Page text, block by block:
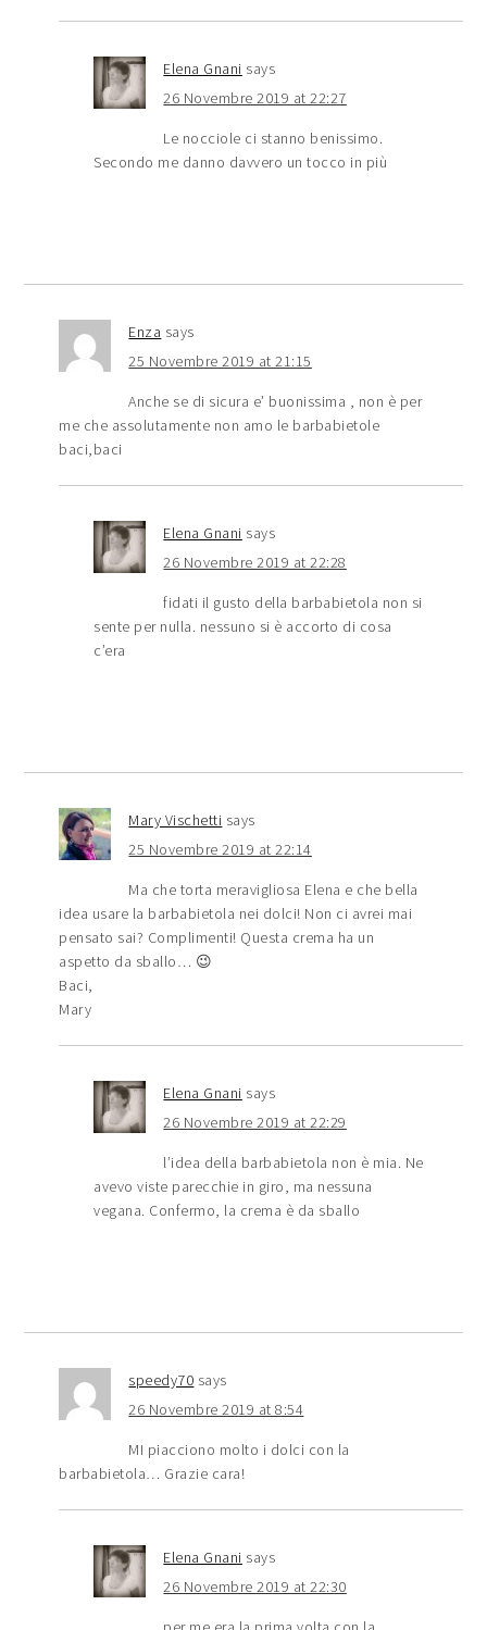
Elena Gnani says
26 Novembre 2019 at 22:27
Le nocciole ci stanno benissimo.
Secondo me danno davvero un tocco in più
Enza says
25 Novembre 2019 at 21:15
Anche se di sicura e’ buonissima , non è per
me che assolutamente non amo le barbabietole
baci,baci
Elena Gnani says
26 Novembre 2019 at 22:28
fidati il gusto della barbabietola non si
sente per nulla. nessuno si è accorto di cosa
c’era
Mary Vischetti says
25 Novembre 2019 at 22:14
Ma che torta meravigliosa Elena e che bella
idea usare la barbabietola nei dolci! Non ci avrei mai
pensato sai? Complimenti! Questa crema ha un
aspetto da sballo… 😉
Baci,
Mary
Elena Gnani says
26 Novembre 2019 at 22:29
l’idea della barbabietola non è mia. Ne
avevo viste parecchie in giro, ma nessuna
vegana. Confermo, la crema è da sballo
speedy70 says
26 Novembre 2019 at 8:54
MI piacciono molto i dolci con la
barbabietola… Grazie cara!
Elena Gnani says
26 Novembre 2019 at 22:30